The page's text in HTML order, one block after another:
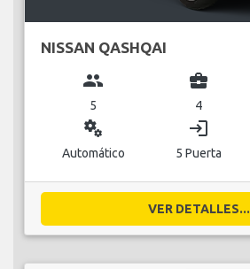
NISSAN QASHQAI
group
5
business_center
4
miscellaneous_services
Automático
login
5 Puerta
VER DETALLES...